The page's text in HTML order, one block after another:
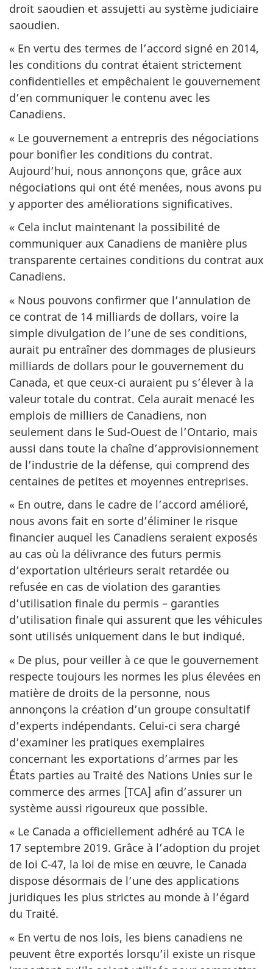
droit saoudien et assujetti au système judiciaire
saoudien.
« En vertu des termes de l’accord signé en 2014,
les conditions du contrat étaient strictement
confidentielles et empêchaient le gouvernement
d’en communiquer le contenu avec les
Canadiens.
« Le gouvernement a entrepris des négociations
pour bonifier les conditions du contrat.
Aujourd’hui, nous annonçons que, grâce aux
négociations qui ont été menées, nous avons pu
y apporter des améliorations significatives.
« Cela inclut maintenant la possibilité de
communiquer aux Canadiens de manière plus
transparente certaines conditions du contrat aux
Canadiens.
« Nous pouvons confirmer que l’annulation de
ce contrat de 14 milliards de dollars, voire la
simple divulgation de l’une de ses conditions,
aurait pu entraîner des dommages de plusieurs
milliards de dollars pour le gouvernement du
Canada, et que ceux-ci auraient pu s’élever à la
valeur totale du contrat. Cela aurait menacé les
emplois de milliers de Canadiens, non
seulement dans le Sud-Ouest de l’Ontario, mais
aussi dans toute la chaîne d’approvisionnement
de l’industrie de la défense, qui comprend des
centaines de petites et moyennes entreprises.
« En outre, dans le cadre de l’accord amélioré,
nous avons fait en sorte d’éliminer le risque
financier auquel les Canadiens seraient exposés
au cas où la délivrance des futurs permis
d’exportation ultérieurs serait retardée ou
refusée en cas de violation des garanties
d’utilisation finale du permis – garanties
d’utilisation finale qui assurent que les véhicules
sont utilisés uniquement dans le but indiqué.
« De plus, pour veiller à ce que le gouvernement
respecte toujours les normes les plus élevées en
matière de droits de la personne, nous
annonçons la création d’un groupe consultatif
d’experts indépendants. Celui-ci sera chargé
d’examiner les pratiques exemplaires
concernant les exportations d’armes par les
États parties au Traité des Nations Unies sur le
commerce des armes [TCA] afin d’assurer un
système aussi rigoureux que possible.
« Le Canada a officiellement adhéré au TCA le
17 septembre 2019. Grâce à l’adoption du projet
de loi C-47, la loi de mise en œuvre, le Canada
dispose désormais de l’une des applications
juridiques les plus strictes au monde à l’égard
du Traité.
« En vertu de nos lois, les biens canadiens ne
peuvent être exportés lorsqu’il existe un risque